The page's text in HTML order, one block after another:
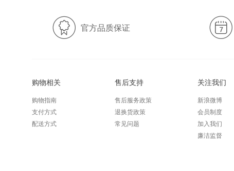
官方品质保证
购物相关
购物指南
支付方式
配送方式
售后支持
售后服务政策
退换货政策
常见问题
关注我们
新浪微博
会员制度
加入我们
廉洁监督